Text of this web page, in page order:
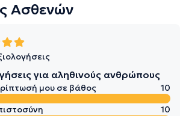
Ασθενών
για αληθινούς ανθρώπους
μου σε βάθος
10
10